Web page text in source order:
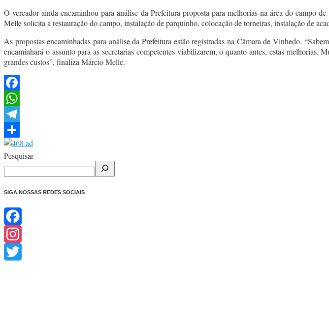
O vereador ainda encaminhou para análise da Prefeitura proposta para melhorias na área do
Melle solicita a restauração do campo, instalação de parquinho, colocação de torneiras, instalação de
As propostas encaminhadas para análise da Prefeitura estão registradas na Câmara de Vinhedo.
encaminhará o assunto para as secretarias competentes viabilizarem, o quanto antes, estas
grandes custos”, finaliza Márcio Melle.
Facebook
WhatsApp
Telegram
Share
Pesquisar
SIGA NOSSAS REDES SOCIAIS
Facebook
Instagram